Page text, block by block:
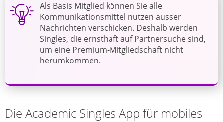
Als Basis Mitglied können Sie alle
Kommunikationsmittel nutzen ausser
Nachrichten verschicken. Deshalb werden
Singles, die ernsthaft auf Partnersuche sind,
um eine Premium-Mitgliedschaft nicht
herumkommen.
Die Academic Singles App für mobiles